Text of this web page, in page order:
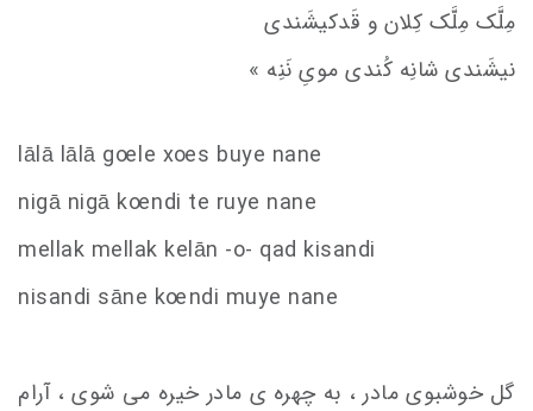
مِلَّک مِلَّک کِلان و قَدکیشَندی
نیشَندی شانِه کُندی مویِ نَنِه »
lālā lālā goele xoes buye nane
nigā nigā koendi te ruye nane
mellak mellak kelān -o- qad kisandi
nisandi sāne koendi muye nane
گل خوشبوی مادر ، به چهره ی مادر خیره می شوی ، آرام